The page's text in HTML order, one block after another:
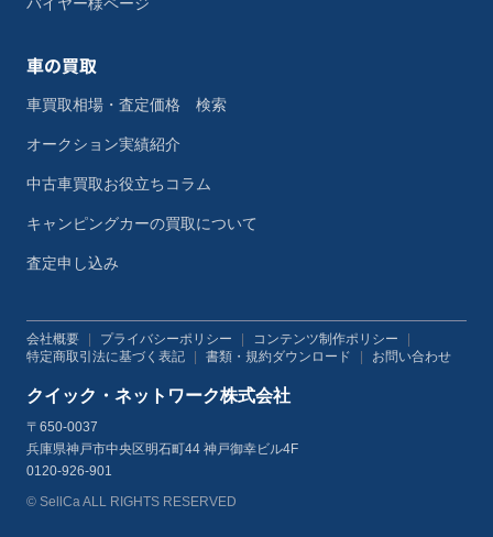
バイヤー様ページ
車の買取
車買取相場・査定価格 検索
オークション実績紹介
中古車買取お役立ちコラム
キャンピングカーの買取について
査定申し込み
会社概要 プライバシーポリシー コンテンツ制作ポリシー
特定商取引法に基づく表記
書類・規約ダウンロード お問い合わせ
クイック・ネットワーク株式会社
〒650-0037
兵庫県神戸市中央区明石町44 神戸御幸ビル4F
0120-926-901
© SellCa ALL RIGHTS RESERVED